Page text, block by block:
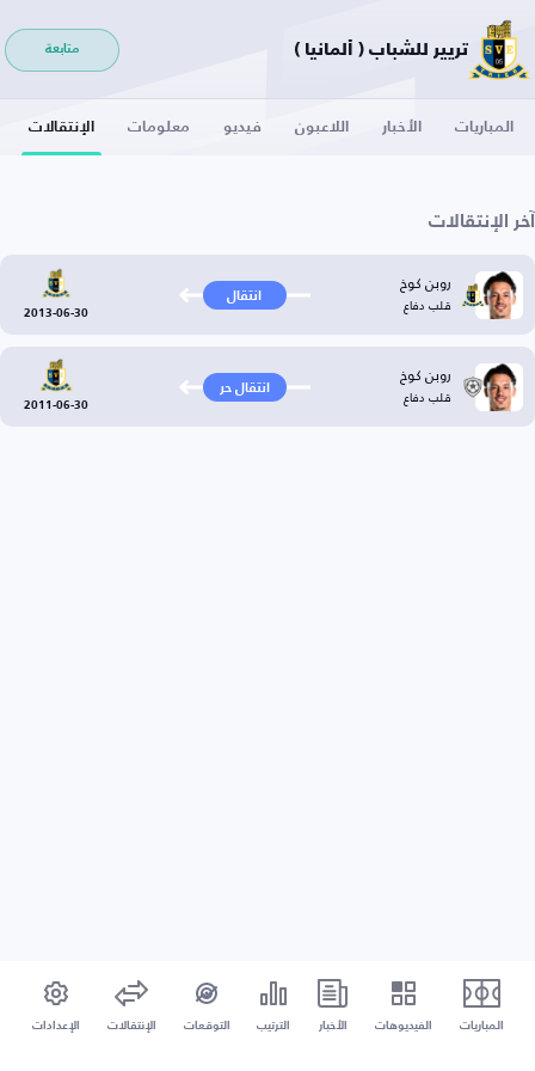
تريير للشباب ( ألمانيا ) متابعة
المباريات الأخبار اللاعبون فيديو معلومات الإنتقالات
آخر الإنتقالات
روبن كوخ
قلب دفاع انتقال
2013-06-30
روبن كوخ
قلب دفاع انتقال حر
2011-06-30
المباريات الفيديوهات الأخبار الترتيب التوقعات الإنتقالات الإعدادات